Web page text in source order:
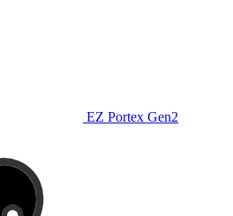
EZ Portex Gen2